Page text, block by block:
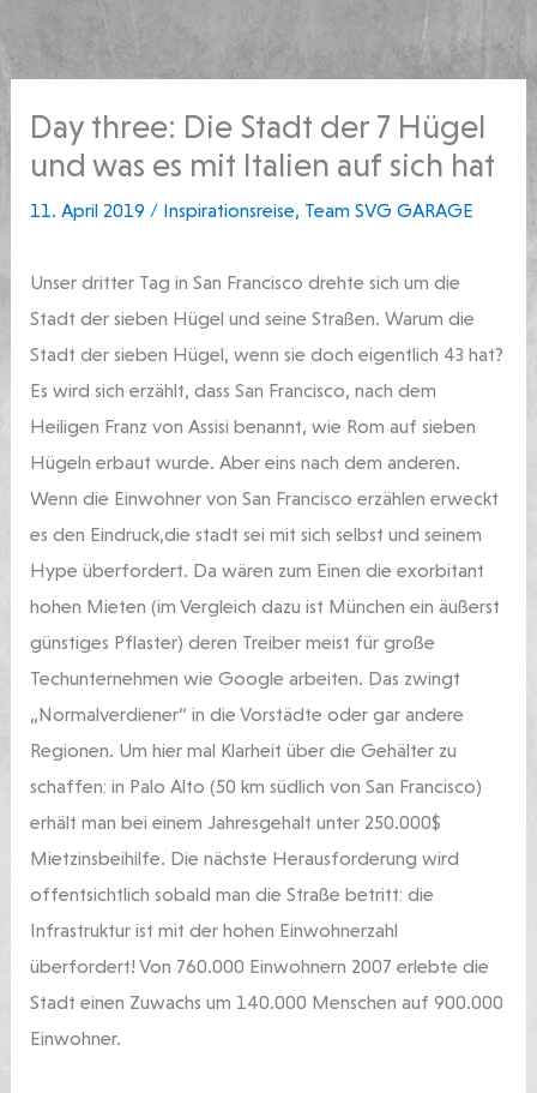
Day three: Die Stadt der 7 Hügel
und was es mit Italien auf sich hat
11. April 2019/ Inspirationsreise, Team SVG GARAGE
Unser dritter Tag in San Francisco drehte sich um die
Stadt der sieben Hügel und seine Straßen. Warum die
Stadt der sieben Hügel, wenn sie doch eigentlich 43 hat?
Es wird sich erzählt, dass San Francisco, nach dem
Heiligen Franz von Assisi benannt, wie Rom auf sieben
Hügeln erbaut wurde. Aber eins nach dem anderen.
Wenn die Einwohner von San Francisco erzählen erweckt
es den Eindruck,die stadt sei mit sich selbst und seinem
Hype überfordert. Da wären zum Einen die exorbitant
hohen Mieten (im Vergleich dazu ist München ein äußerst
günstiges Pflaster) deren Treiber meist für große
Techunternehmen wie Google arbeiten. Das zwingt
„Normalverdiener“ in die Vorstädte oder gar andere
Regionen. Um hier mal Klarheit über die Gehälter zu
schaffen: in Palo Alto (50 km südlich von San Francisco)
erhält man bei einem Jahresgehalt unter 250.000$
Mietzinsbeihilfe. Die nächste Herausforderung wird
offentsichtlich sobald man die Straße betritt: die
Infrastruktur ist mit der hohen Einwohnerzahl
überfordert! Von 760.000 Einwohnern 2007 erlebte die
Stadt einen Zuwachs um 140.000 Menschen auf 900.000
Einwohner.